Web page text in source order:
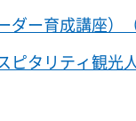
ー育成講座）
タリティ観光